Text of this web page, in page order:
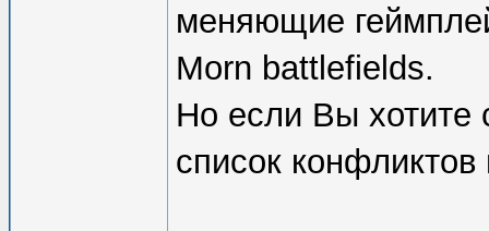
меняющие
Morn battlefields.
Но если Вы хотите
список